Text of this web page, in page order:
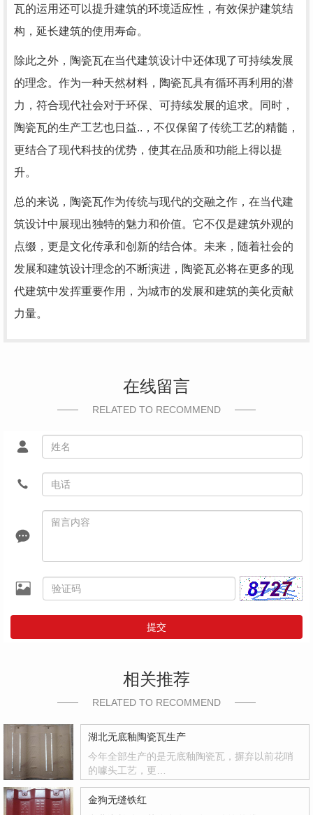
瓦的运用还可以提升建筑的环境适应性，有效保护建筑结
构，延长建筑的使用寿命。
除此之外，陶瓷瓦在当代建筑设计中还体现了可持续发展
的理念。作为一种天然材料，陶瓷瓦具有循环再利用的潜
力，符合现代社会对于环保、可持续发展的追求。同时，
陶瓷瓦的生产工艺也日益..，不仅保留了传统工艺的精髓，
更结合了现代科技的优势，使其在品质和功能上得以提
升。
总的来说，陶瓷瓦作为传统与现代的交融之作，在当代建
筑设计中展现出独特的魅力和价值。它不仅是建筑外观的
点缀，更是文化传承和创新的结合体。未来，随着社会的
发展和建筑设计理念的不断演进，陶瓷瓦必将在更多的现
代建筑中发挥重要作用，为城市的发展和建筑的美化贡献
力量。
在线留言
RELATED TO RECOMMEND
提交
相关推荐
RELATED TO RECOMMEND
湖北无底釉陶瓷瓦生产
今年全部生产的是无底釉陶瓷瓦，摒弃以前花哨
的噱头工艺，更…
金狗无缝铁红